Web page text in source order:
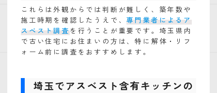
これらは外観からでは判断が難しく、築年数や
施工時期を確認したうえで、専門業者によるア
スベスト調査を行うことが重要です。埼玉県内
で古い住宅にお住まいの方は、特に解体・リフ
ォーム前に調査をおすすめします。
埼玉でアスベスト含有キッチンの